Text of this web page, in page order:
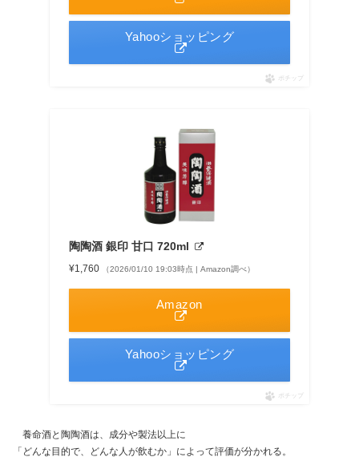
Yahooショッピング
ポチップ
陶陶酒 銀印 甘口 720ml
¥1,760 （2026/01/10 19:03時点 | Amazon調べ）
Amazon
Yahooショッピング
ポチップ
養命酒と陶陶酒は、成分や製法以上に
「どんな目的で、どんな人が飲むか」によって評価が分かれる。